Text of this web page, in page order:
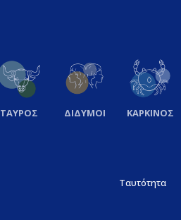
ΤΑΥΡΟΣ ΔΙΔΥΜΟΙ ΚΑΡΚΙΝΟΣ
Ταυτότητα